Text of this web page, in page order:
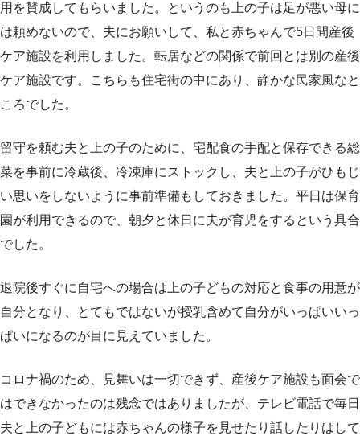
用を賛成してもらいました。というのも上の子は足が悪い母に
は頼めないので、夫にお願いして、私と赤ちゃんで5日間産後
ケア施設を利用しました。転居などの関係で前回とは別の産後
ケア施設です。こちらも住宅街の中にあり、静かな民家風なと
ころでした。
留守を頼む夫と上の子のために、宅配食の手配と保存できる総
菜を事前に冷蔵後、冷凍庫にストックし、夫と上の子がひもじ
い思いをしないように事前準備もしておきました。平日は保育
園が利用できるので、朝夕と休日に夫が育児をするという具合
でした。
退院後すぐに自宅への場合は上の子どもの対応と食事の用意が
自分となり、とてもではないが授乳含めて自分がいっぱいいっ
ぱいになるのが目に見えていました。
コロナ禍のため、見舞いは一切できず、産後ケア施設も面会で
はできなかったのは残念ではありましたが、テレビ電話で毎日
夫と上の子どもには赤ちゃんの様子を見せたり話したりはして